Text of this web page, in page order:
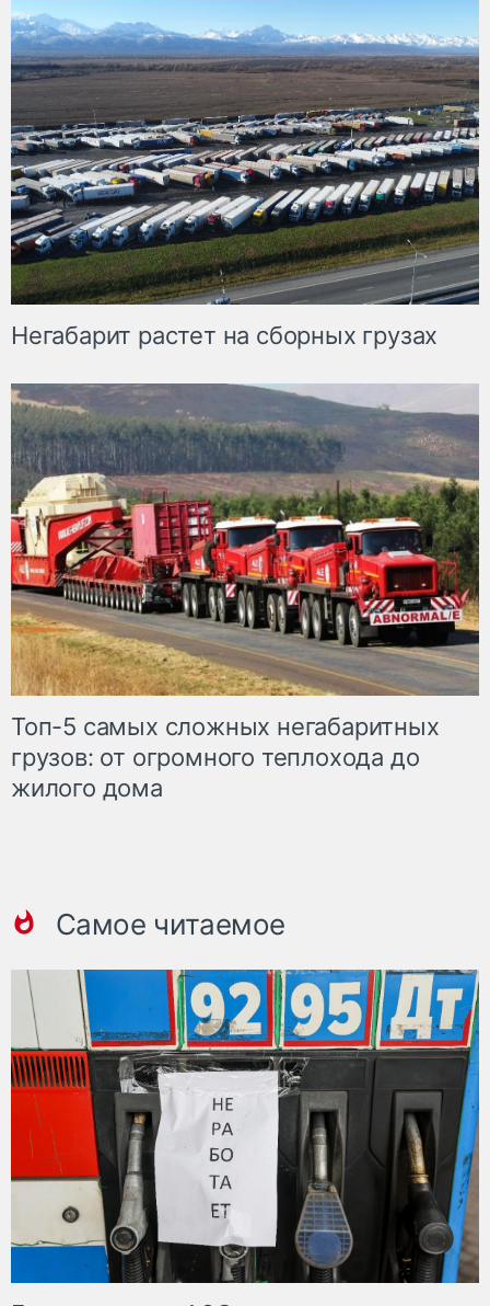
Негабарит растет на сборных грузах
Топ-5 самых сложных негабаритных
грузов: от огромного теплохода до
жилого дома
Самое читаемое